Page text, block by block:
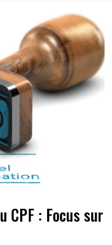
CPF : Focus sur